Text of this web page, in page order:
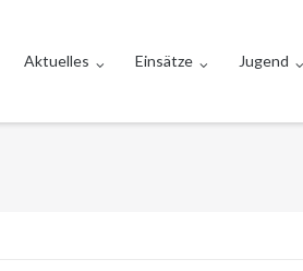
Aktuelles Einsätze Jugend